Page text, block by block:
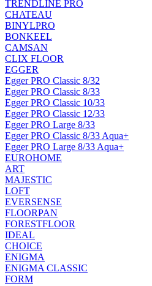
TRENDLINE PRO
CHATEAU
BINYLPRO
BONKEEL
CAMSAN
CLIX FLOOR
EGGER
Egger PRO Classic 8/32
Egger PRO Classic 8/33
Egger PRO Classic 10/33
Egger PRO Classic 12/33
Egger PRO Large 8/33
Egger PRO Classic 8/33 Aqua+
Egger PRO Large 8/33 Aqua+
EUROHOME
ART
MAJESTIC
LOFT
EVERSENSE
FLOORPAN
FORESTFLOOR
IDEAL
CHOICE
ENIGMA
ENIGMA CLASSIC
FORM